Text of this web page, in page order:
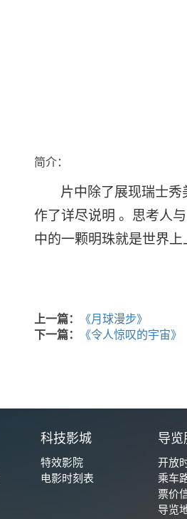
简介：
片中除了展现瑞士
作了详尽说明 。思考人
中的一颗明珠就是世界上
上一篇：
《月球漫步》
下一篇：
《令人惊叹的宇宙》
科技影城
特效影院
电影时刻表
导览
开放
乘车
票价
导览